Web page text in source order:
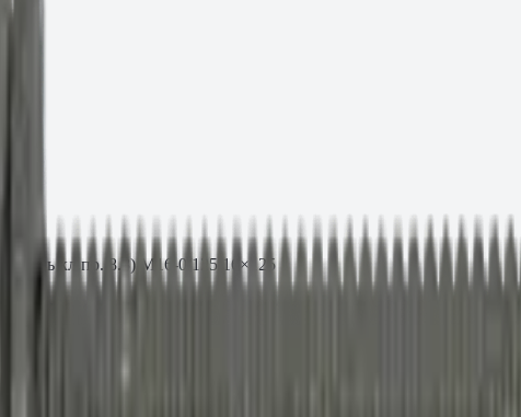
кл.пр. 8.8) M16-0/125 16×125
сталь кл.пр. 8.8) M16-0/125 16×125